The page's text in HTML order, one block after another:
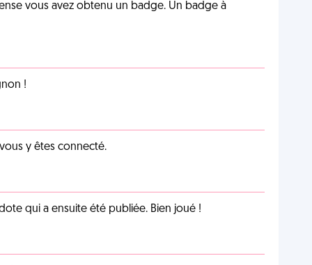
vous avez obtenu un badge. Un badge à
!
y êtes connecté.
qui a ensuite été publiée. Bien joué !